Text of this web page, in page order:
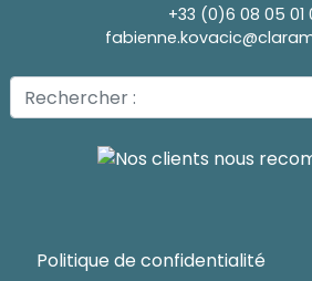
+33 (0)6 08 05 01
Politique de confidentialité